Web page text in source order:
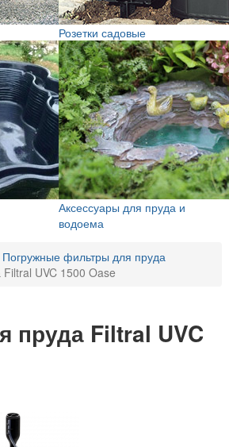
Розетки садовые
Аксессуары для пруда и
водоема
Погружные фильтры для пруда
UVC 1500 Oase
пруда Filtral UVC